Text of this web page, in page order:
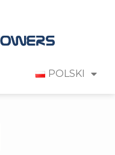
POLSKI